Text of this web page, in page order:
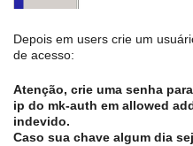
Depois em users crie um
de acesso:
Atenção, crie uma senha
ip do mk-auth em allowed
indevido.
Caso sua chave algum dia